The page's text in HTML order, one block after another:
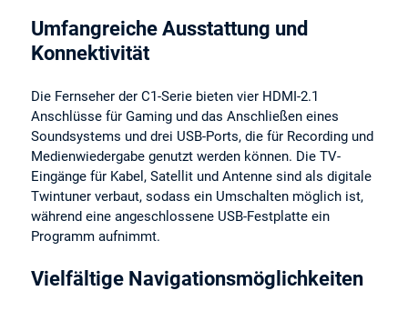
Umfangreiche Ausstattung und
Konnektivität
Die Fernseher der C1-Serie bieten vier HDMI-2.1
Anschlüsse für Gaming und das Anschließen eines
Soundsystems und drei USB-Ports, die für Recording und
Medienwiedergabe genutzt werden können. Die TV-
Eingänge für Kabel, Satellit und Antenne sind als digitale
Twintuner verbaut, sodass ein Umschalten möglich ist,
während eine angeschlossene USB-Festplatte ein
Programm aufnimmt.
Vielfältige Navigationsmöglichkeiten